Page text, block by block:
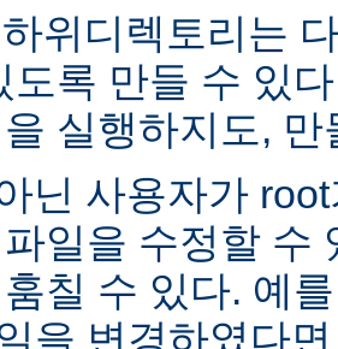
위디렉토리는
도록 만들 수 있
실행하지도,
닌 사용자가
일을 수정할 수
칠 수 있다. 예
을 변경하였다